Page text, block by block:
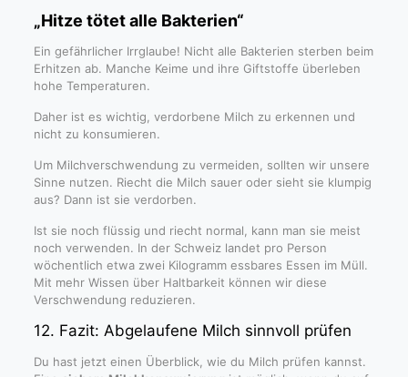
„Hitze tötet alle Bakterien“
Ein gefährlicher Irrglaube! Nicht alle Bakterien sterben beim
Erhitzen ab. Manche Keime und ihre Giftstoffe überleben
hohe Temperaturen.
Daher ist es wichtig, verdorbene Milch zu erkennen und
nicht zu konsumieren.
Um Milchverschwendung zu vermeiden, sollten wir unsere
Sinne nutzen. Riecht die Milch sauer oder sieht sie klumpig
aus? Dann ist sie verdorben.
Ist sie noch flüssig und riecht normal, kann man sie meist
noch verwenden. In der Schweiz landet pro Person
wöchentlich etwa zwei Kilogramm essbares Essen im Müll.
Mit mehr Wissen über Haltbarkeit können wir diese
Verschwendung reduzieren.
12. Fazit: Abgelaufene Milch sinnvoll prüfen
Du hast jetzt einen Überblick, wie du Milch prüfen kannst.